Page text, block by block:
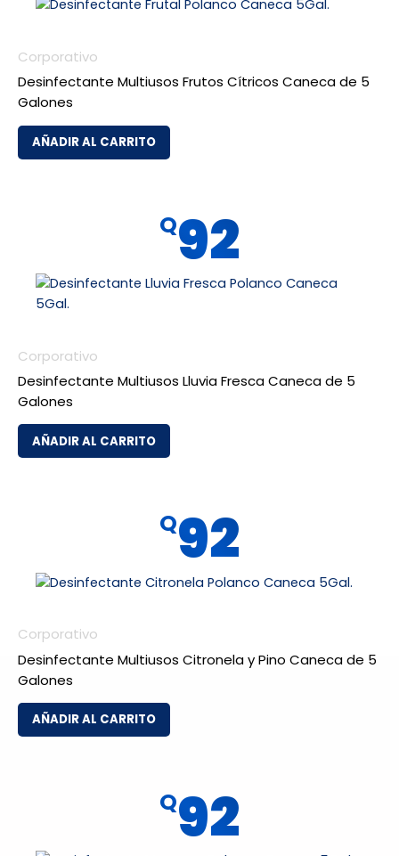
Corporativo
Desinfectante Multiusos Frutos Cítricos Caneca de 5
Galones
AÑADIR AL CARRITO
Corporativo
Desinfectante Multiusos Lluvia Fresca Caneca de 5
Galones
Q92
AÑADIR AL CARRITO
Corporativo
Desinfectante Multiusos Citronela y Pino Caneca de 5
Galones
Q92
AÑADIR AL CARRITO
Q92